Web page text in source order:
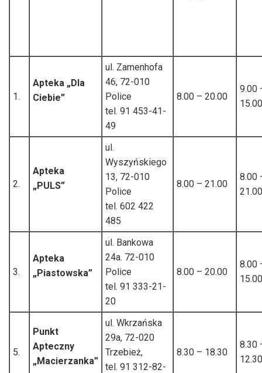
1.
Apteka „Dla
Ciebie”
ul. Zamenhofa
46, 72-010
Police
tel. 91 453-41-
49
8.00 – 20.00
9.00
15.00
2.
Apteka
„PULS”
ul.
Wyszyńskiego
13, 72-010
Police
tel. 602 422
485
8.00 – 21.00
8.00
21.00
3.
Apteka
„Piastowska”
ul. Bankowa
24a. 72-010
Police
tel. 91 333-21-
20
8.00 – 20.00
8.00
15.00
5.
Punkt
Apteczny
„Macierzanka”
ul. Wkrzańska
29a, 72-020
Trzebież,
tel. 91 312-82-
8.30 – 18.30
8.30
12.30